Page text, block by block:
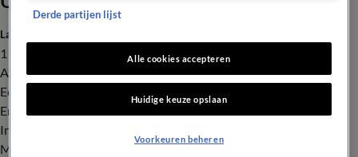
Laatste nieuws
112
Advies & Tips
Economie
Entertainment
Infrastructuur
Milieu en Gezondheid
Derde partijen lijst
Alle cookies accepteren
Huidige keuze opslaan
Voorkeuren beheren